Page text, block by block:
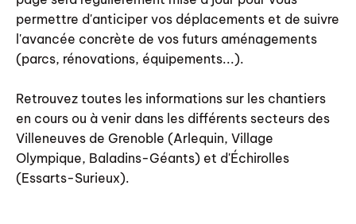
permettre d'anticiper vos déplacements et de suivre
l'avancée concrète de vos futurs aménagements
(parcs, rénovations, équipements...).
Retrouvez toutes les informations sur les chantiers
en cours ou à venir dans les différents secteurs des
Villeneuves de Grenoble (Arlequin, Village
Olympique, Baladins-Géants) et d'Échirolles
(Essarts-Surieux).